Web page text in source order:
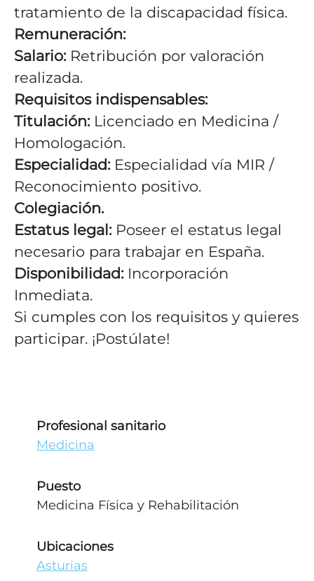
tratamiento de la discapacidad física.
Remuneración:
Salario:Retribución por valoración
realizada.
Requisitos indispensables:
Titulación:Licenciado en Medicina /
Homologación.
Especialidad:Especialidad vía MIR /
Reconocimiento positivo.
Colegiación.
Estatus legal:Poseer el estatus legal
necesario para trabajar en España.
Disponibilidad:Incorporación
Inmediata.
Si cumples con los requisitos y quieres
participar. ¡Postúlate!
Profesional sanitario
Medicina
Puesto
Medicina Física y Rehabilitación
Ubicaciones
Asturias